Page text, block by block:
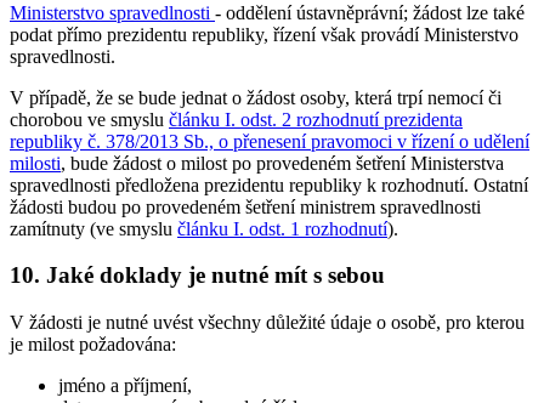
Ministerstvo spravedlnosti - oddělení ústavněprávní; žádost lze také
podat přímo prezidentu republiky, řízení však provádí Ministerstvo
spravedlnosti.
V případě, že se bude jednat o žádost osoby, která trpí nemocí či
chorobou ve smyslu článku I. odst. 2 rozhodnutí prezidenta
republiky č. 378/2013 Sb., o přenesení pravomoci v řízení o udělení
milosti, bude žádost o milost po provedeném šetření Ministerstva
spravedlnosti předložena prezidentu republiky k rozhodnutí. Ostatní
žádosti budou po provedeném šetření ministrem spravedlnosti
zamítnuty (ve smyslu článku I. odst. 1 rozhodnutí).
10. Jaké doklady je nutné mít s sebou
V žádosti je nutné uvést všechny důležité údaje o osobě, pro kterou
je milost požadována:
jméno a příjmení,